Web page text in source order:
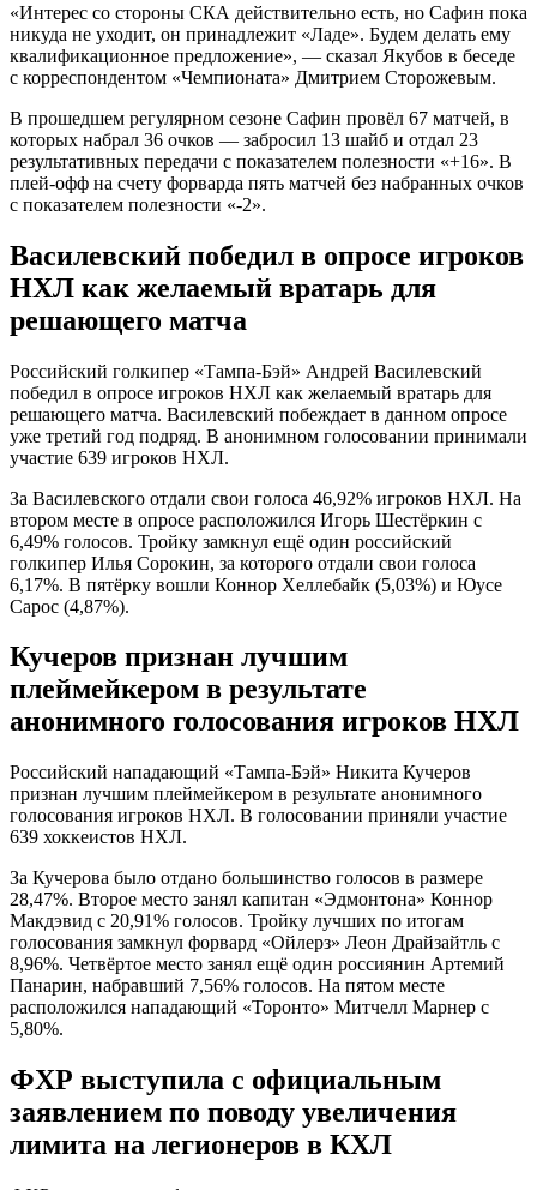
«Интерес со стороны СКА действительно есть, но Сафин пока
никуда не уходит, он принадлежит «Ладе». Будем делать ему
квалификационное предложение», — сказал Якубов в беседе
с корреспондентом «Чемпионата» Дмитрием Сторожевым.
В прошедшем регулярном сезоне Сафин провёл 67 матчей, в
которых набрал 36 очков — забросил 13 шайб и отдал 23
результативных передачи с показателем полезности «+16». В
плей-офф на счету форварда пять матчей без набранных очков
с показателем полезности «-2».
Василевский победил в опросе игроков
НХЛ как желаемый вратарь для
решающего матча
Российский голкипер «Тампа-Бэй» Андрей Василевский
победил в опросе игроков НХЛ как желаемый вратарь для
решающего матча. Василевский побеждает в данном опросе
уже третий год подряд. В анонимном голосовании принимали
участие 639 игроков НХЛ.
За Василевского отдали свои голоса 46,92% игроков НХЛ. На
втором месте в опросе расположился Игорь Шестёркин с
6,49% голосов. Тройку замкнул ещё один российский
голкипер Илья Сорокин, за которого отдали свои голоса
6,17%. В пятёрку вошли Коннор Хеллебайк (5,03%) и Юусе
Сарос (4,87%).
Кучеров признан лучшим
плеймейкером в результате
анонимного голосования игроков НХЛ
Российский нападающий «Тампа-Бэй» Никита Кучеров
признан лучшим плеймейкером в результате анонимного
голосования игроков НХЛ. В голосовании приняли участие
639 хоккеистов НХЛ.
За Кучерова было отдано большинство голосов в размере
28,47%. Второе место занял капитан «Эдмонтона» Коннор
Макдэвид с 20,91% голосов. Тройку лучших по итогам
голосования замкнул форвард «Ойлерз» Леон Драйзайтль с
8,96%. Четвёртое место занял ещё один россиянин Артемий
Панарин, набравший 7,56% голосов. На пятом месте
расположился нападающий «Торонто» Митчелл Марнер с
5,80%.
ФХР выступила с официальным
заявлением по поводу увеличения
лимита на легионеров в КХЛ